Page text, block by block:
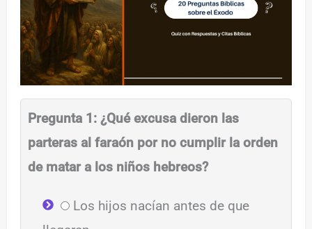
Pregunta 1: ¿Qué excusa dieron las
parteras al faraón por no cumplir la orden
de matar a los niños hebreos?
Los hijos nacían antes de que